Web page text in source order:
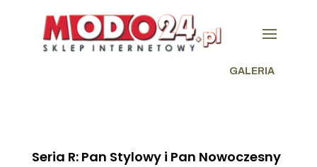
GALERIA
Seria R: Pan Stylowy i Pan Nowoczesny